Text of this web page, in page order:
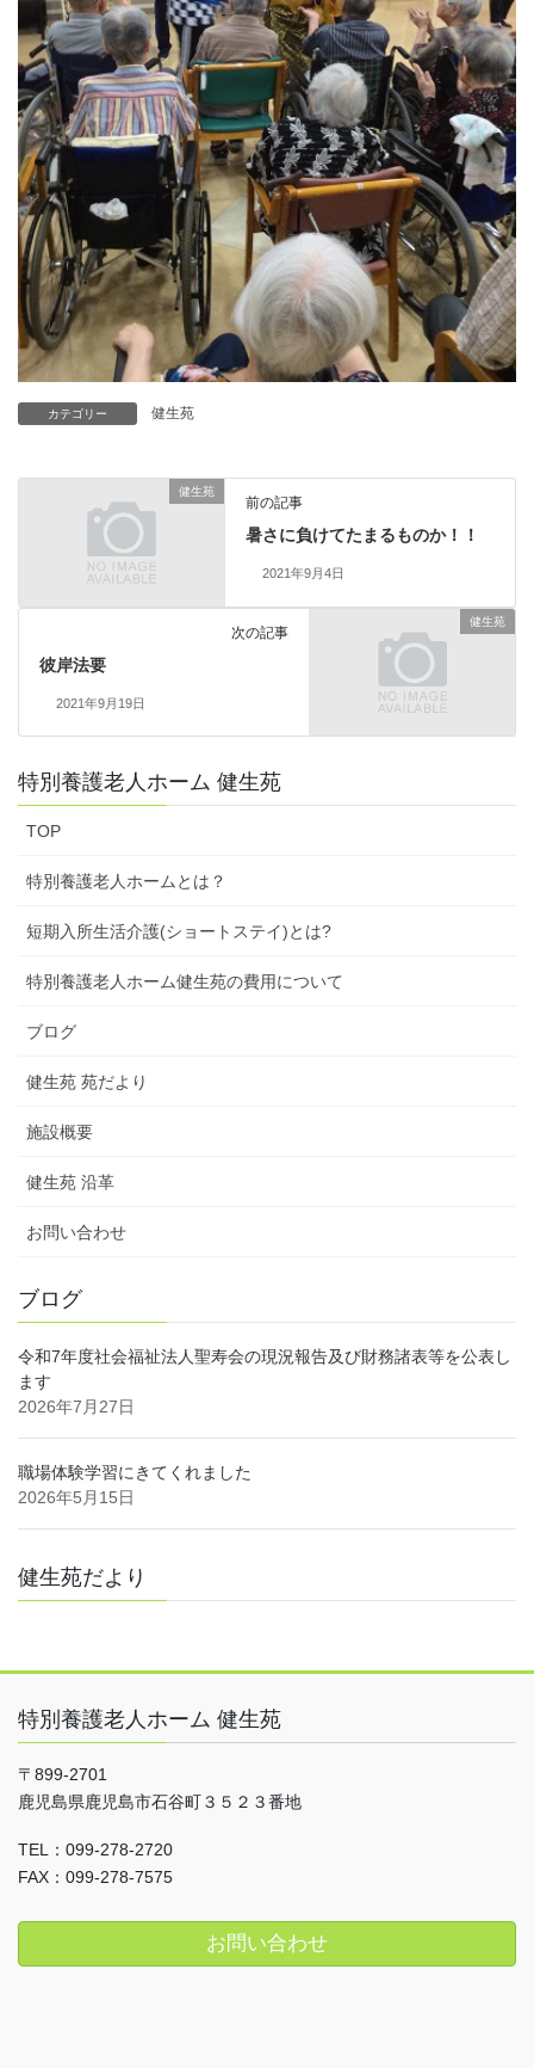
カテゴリー 健生苑
健生苑
前の記事
暑さに負けてたまるものか！！
2021年9月4日
健生苑
次の記事
彼岸法要
2021年9月19日
特別養護老人ホーム 健生苑
TOP
特別養護老人ホームとは？
短期入所生活介護(ショートステイ)とは?
特別養護老人ホーム健生苑の費用について
ブログ
健生苑 苑だより
施設概要
健生苑 沿革
お問い合わせ
ブログ
令和7年度社会福祉法人聖寿会の現況報告及び財務諸表等を公表し
ます
2026年7月27日
職場体験学習にきてくれました
2026年5月15日
健生苑だより
特別養護老人ホーム 健生苑
〒899-2701
鹿児島県鹿児島市石谷町３５２３番地
TEL：099-278-2720
FAX：099-278-7575
お問い合わせ